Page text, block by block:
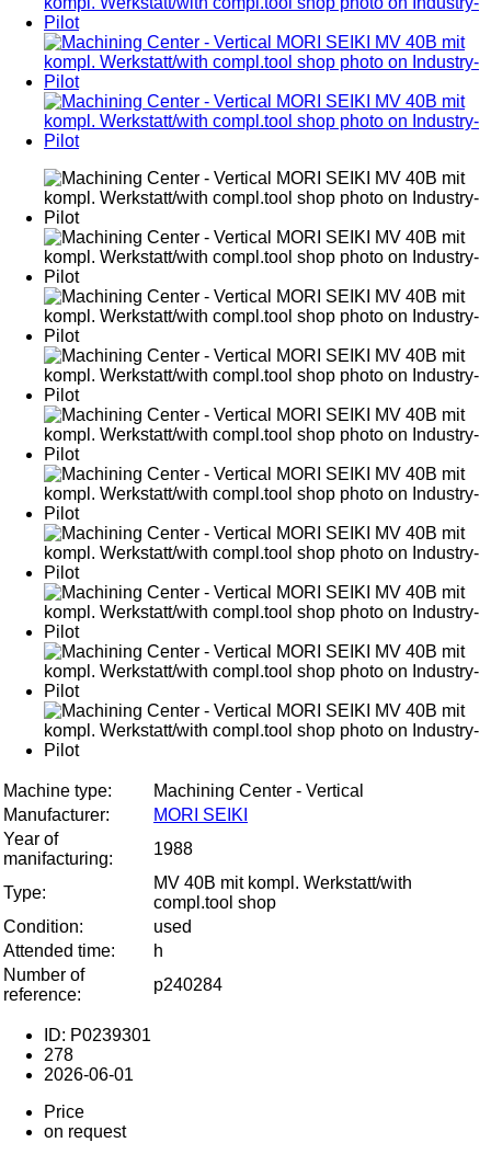
Machine type:
Machining Center - Vertical
Manufacturer:
MORI SEIKI
Year of
manifacturing:
1988
Type:
MV 40B mit kompl. Werkstatt/with
compl.tool shop
Condition:
used
Attended time:
h
Number of
reference:
p240284
ID: P0239301
278
2026-06-01
Price
on request